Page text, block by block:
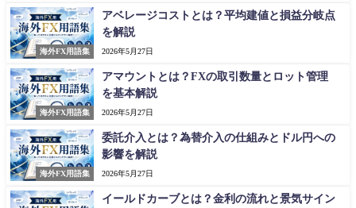
海外FX用語集
アベレージコストとは？平均建値と損益分岐点
を解説
2026年5月27日
海外FX用語集
アマウントとは？FXの取引数量とロット管理
を基本解説
2026年5月27日
海外FX用語集
委託介入とは？為替介入の仕組みとドル円への
影響を解説
2026年5月27日
イールドカーブとは？金利の流れと景気サイン